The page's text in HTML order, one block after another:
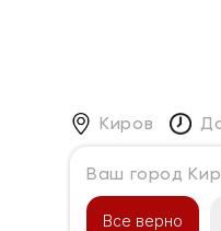
Киров
Ваш город
Все верно
Каталог